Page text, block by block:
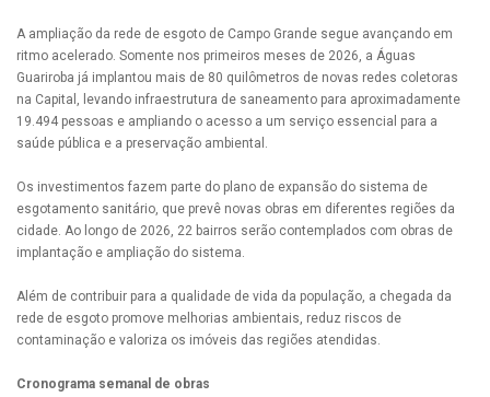
A ampliação da rede de esgoto de Campo Grande segue avançando em
ritmo acelerado. Somente nos primeiros meses de 2026, a Águas
Guariroba já implantou mais de 80 quilômetros de novas redes coletoras
na Capital, levando infraestrutura de saneamento para aproximadamente
19.494 pessoas e ampliando o acesso a um serviço essencial para a
saúde pública e a preservação ambiental.
Os investimentos fazem parte do plano de expansão do sistema de
esgotamento sanitário, que prevê novas obras em diferentes regiões da
cidade. Ao longo de 2026, 22 bairros serão contemplados com obras de
implantação e ampliação do sistema.
Além de contribuir para a qualidade de vida da população, a chegada da
rede de esgoto promove melhorias ambientais, reduz riscos de
contaminação e valoriza os imóveis das regiões atendidas.
Cronograma semanal de obras